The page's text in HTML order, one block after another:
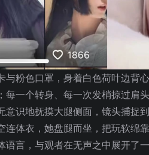
粉色口罩，身着白色荷叶边背
一个转身、每一次发梢掠过肩
识地抚摸大腿侧面，镜头捕捉
体衣，她盘腿而坐，把玩软绵
言，与观者在无声之中展开了